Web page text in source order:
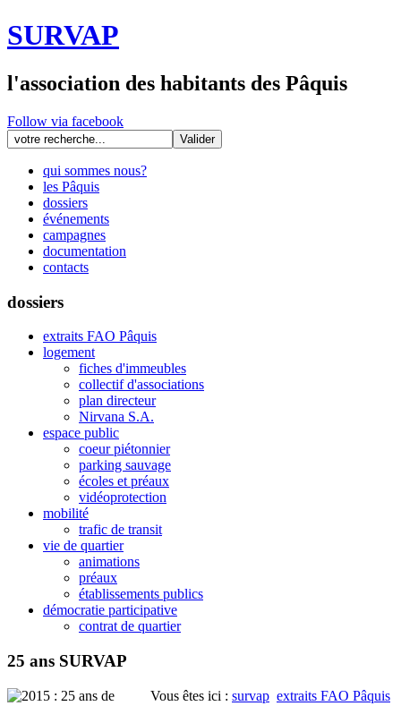
SURVAP
l'association des habitants des Pâquis
Follow via facebook
qui sommes nous?
les Pâquis
dossiers
événements
campagnes
documentation
contacts
dossiers
extraits FAO Pâquis
logement
fiches d'immeubles
collectif d'associations
plan directeur
Nirvana S.A.
espace public
coeur piétonnier
parking sauvage
écoles et préaux
vidéoprotection
mobilité
trafic de transit
vie de quartier
animations
préaux
établissements publics
démocratie participative
contrat de quartier
25 ans SURVAP
Vous êtes ici : survap extraits FAO Pâquis